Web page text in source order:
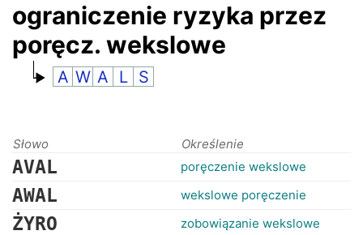
RANKINGI
ograniczenie ryzyka przez
poręcz. wekslowe
A W A L S
Słowo Określenie
AVAL poręczenie wekslowe
AWAL wekslowe poręczenie
ŻYRO zobowiązanie wekslowe